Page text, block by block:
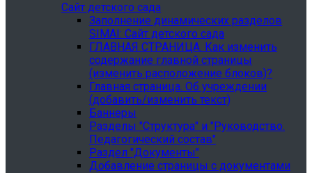
Сайт детского сада
Заполнение динамических разделов
SIMAI: Сайт детского сада
ГЛАВНАЯ СТРАНИЦА. Как изменить
содержание главной страницы
(изменить расположение блоков)?
Главная страница. Об учреждении
(добавить/изменить текст)
Баннеры
Разделы "Структура" и "Руководство.
Педагогический состав"
Раздел "Документы"
Добавление страницы с документами